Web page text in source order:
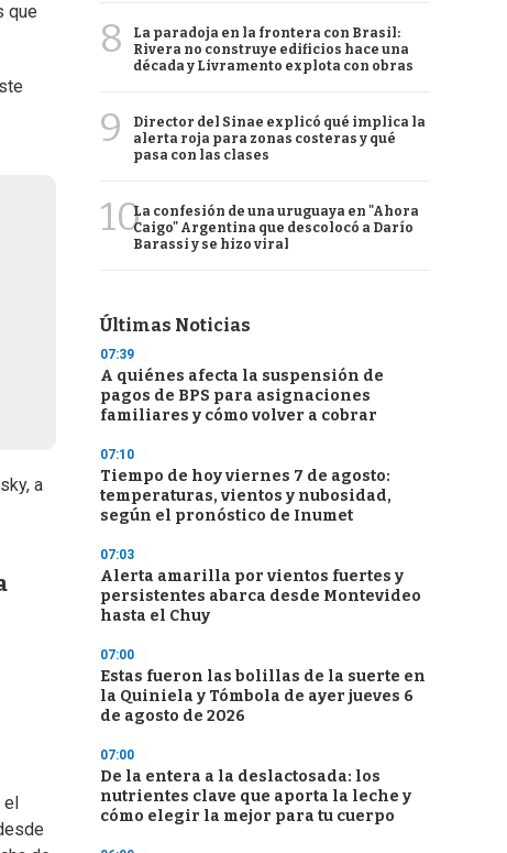
que
a
8
La paradoja en la frontera con Brasil:
Rivera no construye edificios hace una
década y Livramento explota con obras
9
Director del Sinae explicó qué implica la
alerta roja para zonas costeras y qué
pasa con las clases
10La confesión de una uruguaya en "Ahora
Caigo" Argentina que descolocó a Darío
Barassi y se hizo viral
Últimas Noticias
07:39
A quiénes afecta la suspensión de
pagos de BPS para asignaciones
familiares y cómo volver a cobrar
07:10
Tiempo de hoy viernes 7 de agosto:
temperaturas, vientos y nubosidad,
según el pronóstico de Inumet
07:03
Alerta amarilla por vientos fuertes y
persistentes abarca desde Montevideo
hasta el Chuy
07:00
Estas fueron las bolillas de la suerte en
la Quiniela y Tómbola de ayer jueves 6
de agosto de 2026
07:00
De la entera a la deslactosada: los
nutrientes clave que aporta la leche y
cómo elegir la mejor para tu cuerpo